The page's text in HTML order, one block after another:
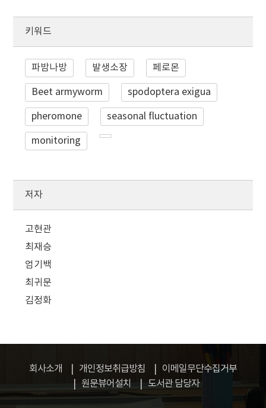
키워드
파밤나방 발생소장 페로몬
Beet armyworm spodoptera exigua
pheromone seasonal fluctuation
monitoring
저자
고현관
최재승
엄기백
최귀문
김정화
회사소개 개인정보취급방침
이메일무단수집거부
원문뷰어설치
도서관 담당자